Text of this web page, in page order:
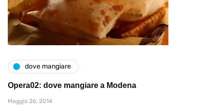
dove mangiare
Opera02: dove mangiare a Modena
Maggio 26, 2014